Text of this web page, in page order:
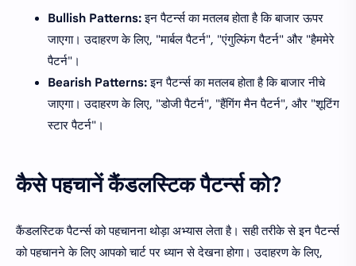
Bullish Patterns:इन पैटर्न्स का मतलब होता है कि बाजार ऊपर
जाएगा। उदाहरण के लिए, "मार्बल पैटर्न", "एंगुल्फिंग पैटर्न" और "हैममेरे
पैटर्न"।
Bearish Patterns:इन पैटर्न्स का मतलब होता है कि बाजार नीचे
जाएगा। उदाहरण के लिए, "डोजी पैटर्न", "हैंगिंग मैन पैटर्न", और "शूटिंग
स्टार पैटर्न"।
कैसे पहचानें कैंडलस्टिक पैटर्न्स को?
कैंडलस्टिक पैटर्न्स को पहचानना थोड़ा अभ्यास लेता है। सही तरीके से इन पैटर्न्स
को पहचानने के लिए आपको चार्ट पर ध्यान से देखना होगा। उदाहरण के लिए,